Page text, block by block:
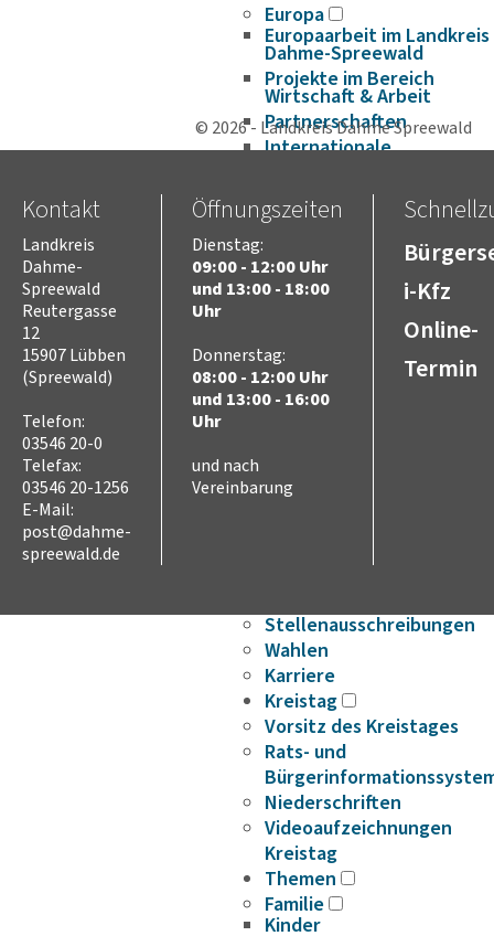
Europa
Europaarbeit im Landkreis
Dahme-Spreewald
Projekte im Bereich
Wirtschaft & Arbeit
Partnerschaften
Internationale
Verwaltung
Verwaltungsstruktur
Dezernat für Finanzen,
Schulen und innere
Verwaltung
Dezernat für Ordnung,
Recht, Verbraucherschutz
und
Europaangelegenheiten
Dezernat für Verkehr,
Jugend, Gesundheit,
Integration, Kultur und
Stellenausschreibungen
Wahlen
Karriere
Kreistag
Vorsitz des Kreistages
Rats- und
Niederschriften
Videoaufzeichnungen
Kreistag
Themen
Familie
Kinder
© 2026 - Landkreis Dahme Spreewald
Kontakt
Landkreis
Dahme-
Spreewald
Reutergasse
12
15907 Lübben
(Spreewald)
Telefon:
03546 20-0
Telefax:
03546 20-1256
E-Mail:
post@dahme-
spreewald.de
Öffnungszeiten
Dienstag:
09:00 - 12:00 Uhr
und 13:00 - 18:00
Uhr
Donnerstag:
08:00 - 12:00 Uhr
und 13:00 - 16:00
Uhr
und nach
Vereinbarung
i-Kfz
Online-
Termin